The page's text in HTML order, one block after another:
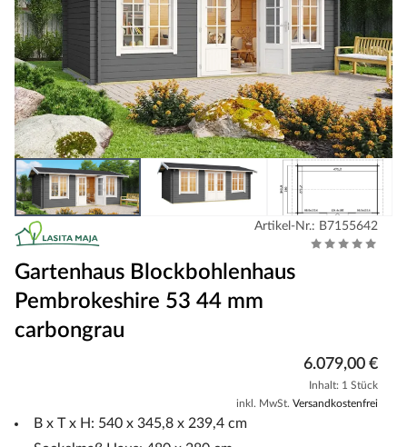
Artikel-Nr.: B7155642
Gartenhaus Blockbohlenhaus
Pembrokeshire 53 44 mm
carbongrau
6.079,00 €
Inhalt: 1 Stück
inkl. MwSt. Versandkostenfrei
B x T x H: 540 x 345,8 x 239,4 cm